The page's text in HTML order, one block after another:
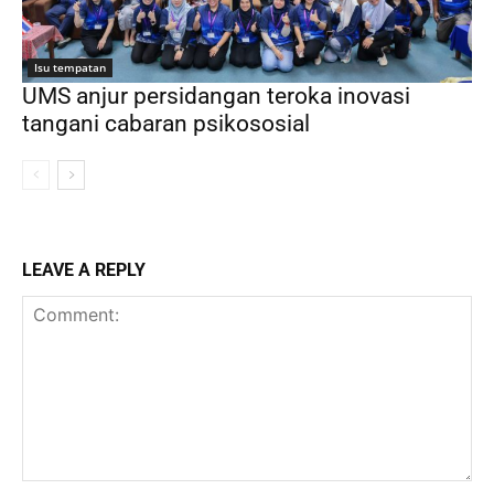
Isu tempatan
UMS anjur persidangan teroka inovasi
tangani cabaran psikososial
LEAVE A REPLY